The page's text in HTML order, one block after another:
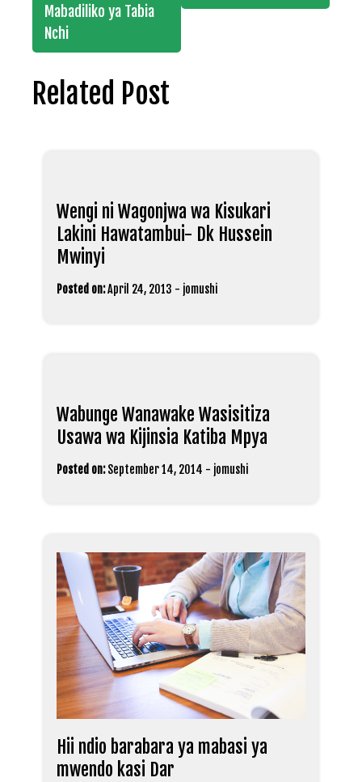
Mabadiliko ya Tabia
Nchi
Related Post
Wengi ni Wagonjwa wa Kisukari
Lakini Hawatambui- Dk Hussein
Mwinyi
Posted on:April 24, 2013 - jomushi
Wabunge Wanawake Wasisitiza
Usawa wa Kijinsia Katiba Mpya
Posted on: September 14, 2014 - jomushi
Hii ndio barabara ya mabasi ya
mwendo kasi Dar